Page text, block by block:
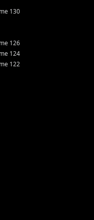
130
126
124
122